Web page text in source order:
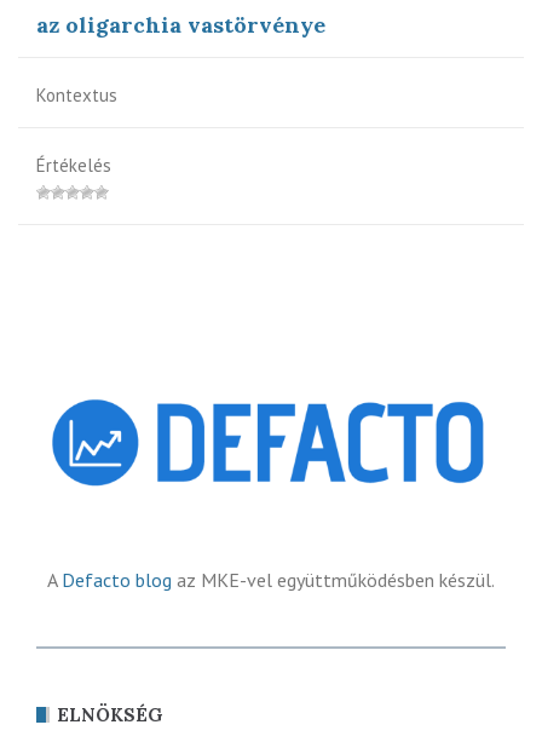
az oligarchia vastörvénye
Kontextus
Értékelés
A Defacto blog az MKE-vel együttműködésben készül.
ELNÖKSÉG